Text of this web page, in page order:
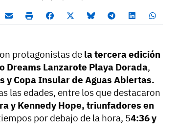
protagonistas de la tercera edición
Dreams Lanzarote Playa Dorada,
y Copa Insular de Aguas Abiertas.
las edades, entre los que destacaron
y Kennedy Hope, triunfadores en
por debajo de la hora, 54:36 y